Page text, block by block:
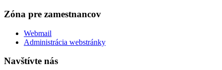
Zóna pre zamestnancov
Webmail
Administrácia webstránky
Navštívte nás